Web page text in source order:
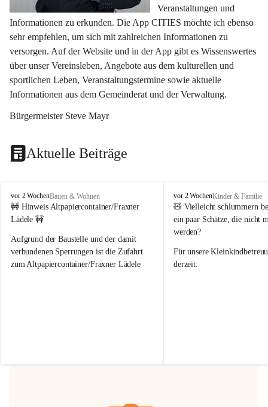
Veranstaltungen und
Informationen zu erkunden. Die App CITIES möchte ich ebenso
sehr empfehlen, um sich mit zahlreichen Informationen zu
versorgen. Auf der Website und in der App gibt es Wissenswertes
über unser Vereinsleben, Angebote aus dem kulturellen und
sportlichen Leben, Veranstaltungstermine sowie aktuelle
Informationen aus dem Gemeinderat und der Verwaltung.
Bürgermeister Steve Mayr
Aktuelle Beiträge
F
r
a
e
r
n
vor 2 WochenBauen & Wohnen
🚧 Hinweis Altpapiercontainer/Fraxner
Lädele 🚧
Aufgrund der Baustelle und der damit
verbundenen Sperrungen ist die Zufahrt
zum Altpapiercontainer/Fraxner Lädele
Hilfsbereitschaft!
F
r
a
x
r
n
vor 2 WochenKinder & Familie
🧸 Vielleicht schlummern
ein paar Schätze, die nicht
werden?
Für unsere
derzeit: